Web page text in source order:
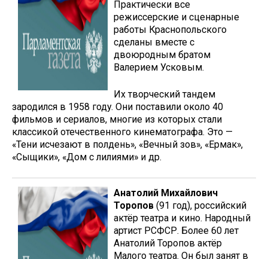
Практически все
режиссерские и сценарные
работы Краснопольского
сделаны вместе с
двоюродным братом
Валерием Усковым.
Их творческий тандем
зародился в 1958 году. Они поставили около 40
фильмов и сериалов, многие из которых стали
классикой отечественного кинематографа. Это —
«Тени исчезают в полдень», «Вечный зов», «Ермак»,
«Сыщики», «Дом с лилиями» и др.
Анатолий Михайлович
Торопов (91 год), российский
актёр театра и кино. Народный
артист РСФСР. Более 60 лет
Анатолий Торопов актёр
Малого театра. Он был занят в